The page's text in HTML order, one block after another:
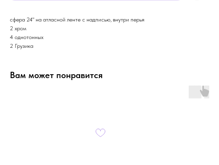
сфера 24" на атласной ленте с надписью, внутри перья
2 хром
4 однотонных
2 Грузика
Вам может понравится